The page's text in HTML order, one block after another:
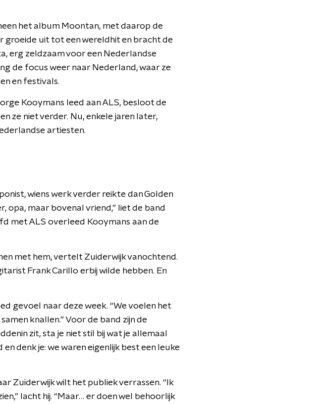
het album Moontan, met daarop de
uit tot een wereldhit en bracht de
erg zeldzaam voor een Nederlandse
de focus weer naar Nederland, waar ze
en festivals.
Kooymans leed aan ALS, besloot de
ze niet verder. Nu, enkele jaren later,
artiesten.
wiens werk verder reikte dan Golden
opa, maar bovenal vriend,” liet de band
met ALS overleed Kooymans aan de
met hem, vertelt Zuiderwijk vanochtend.
Frank Carillo erbij wilde hebben. En
gevoel naar deze week. “We voelen het
knallen.” Voor de band zijn de
zit, sta je niet stil bij wat je allemaal
denk je: we waren eigenlijk best een leuke
Zuiderwijk wilt het publiek verrassen. “Ik
lacht hij. “Maar… er doen wel behoorlijk